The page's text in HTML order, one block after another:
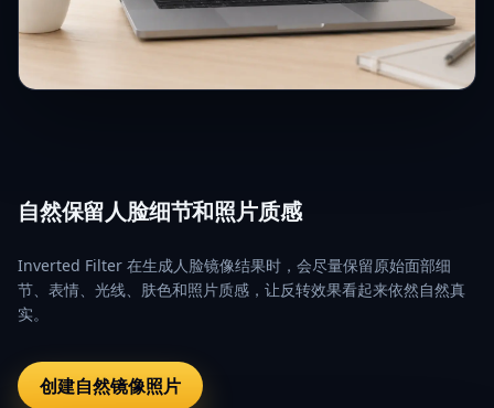
自然保留人脸细节和照片质感
Inverted Filter 在生成人脸镜像结果时，会尽量保留原始面部细
节、表情、光线、肤色和照片质感，让反转效果看起来依然自然真
实。
创建自然镜像照片